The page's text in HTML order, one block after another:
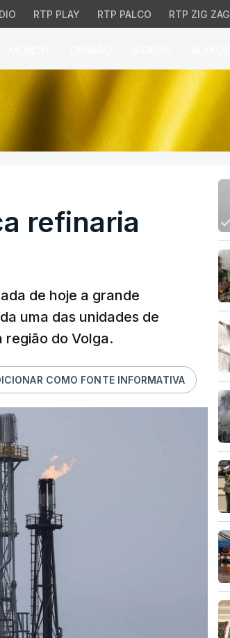
RTP PLAY RTP PALCO RTP ZIG ZAG
russa
refinaria
de hoje a grande
uma das unidades de
do Volga.
COMO FONTE INFORMATIVA